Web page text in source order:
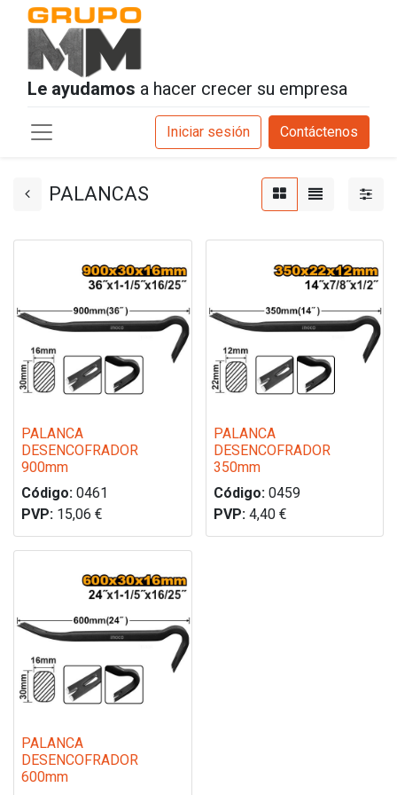
Le ayudamos a hacer crecer su empresa
Iniciar sesión Contáctenos
PALANCAS
PALANCA
DESENCOFRADOR
900mm
Código: 0461
PVP: 15,06 €
PALANCA
DESENCOFRADOR
350mm
Código: 0459
PVP: 4,40€
PALANCA
DESENCOFRADOR
600mm